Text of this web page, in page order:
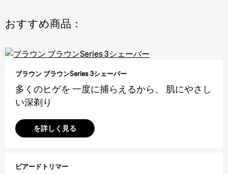
おすすめ商品：
ブラウン ブラウンSeries 3シェーバー
多くのヒゲを 一度に捕らえるから、 肌にやさし
い深剃り
を詳しく見る
ビアードトリマー